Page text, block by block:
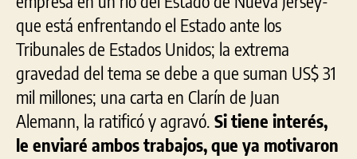
que está enfrentando el Estado ante los
Tribunales de Estados Unidos; la extrema
gravedad del tema se debe a que suman US$ 31
mil millones; una carta en Clarín de Juan
Alemann, la ratificó y agravó. Si tiene interés,
le enviaré ambos trabajos, que ya motivaron